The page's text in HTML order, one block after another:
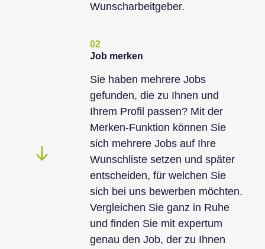
Wunscharbeitgeber.
02
Job merken
Sie haben mehrere Jobs
gefunden, die zu Ihnen und
Ihrem Profil passen? Mit der
Merken-Funktion können Sie
sich mehrere Jobs auf Ihre
Wunschliste setzen und später
entscheiden, für welchen Sie
sich bei uns bewerben möchten.
Vergleichen Sie ganz in Ruhe
und finden Sie mit expertum
genau den Job, der zu Ihnen